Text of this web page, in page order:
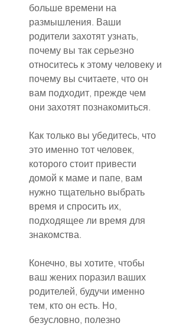
больше времени на
размышления. Ваши
родители захотят узнать,
почему вы так серьезно
относитесь к этому человеку и
почему вы считаете, что он
вам подходит, прежде чем
они захотят познакомиться.
Как только вы убедитесь, что
это именно тот человек,
которого стоит привести
домой к маме и папе, вам
нужно тщательно выбрать
время и спросить их,
подходящее ли время для
знакомства.
Конечно, вы хотите, чтобы
ваш жених поразил ваших
родителей, будучи именно
тем, кто он есть. Но,
безусловно, полезно